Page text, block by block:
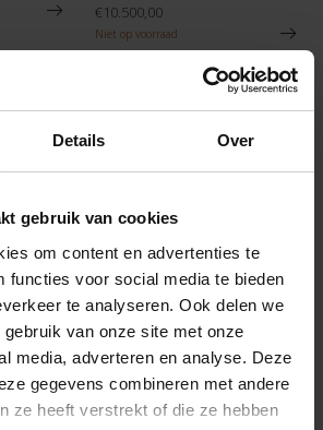
Details Over
gebruik van cookies
om content en advertenties te
functies voor social media te bieden
te analyseren. Ook delen we
van onze site met onze
media, adverteren en analyse. Deze
gegevens combineren met andere
ze heeft verstrekt of die ze hebben
€10.500,00
Niet op voorraad
kerr acoustic
kerr K400
Niet op voorraad